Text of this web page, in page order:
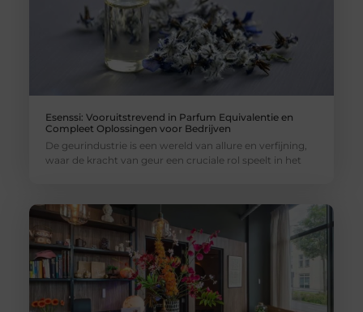
Esenssi: Vooruitstrevend in Parfum Equivalentie en
Compleet Oplossingen voor Bedrijven
De geurindustrie is een wereld van allure en verfijning,
waar de kracht van geur een cruciale rol speelt in het